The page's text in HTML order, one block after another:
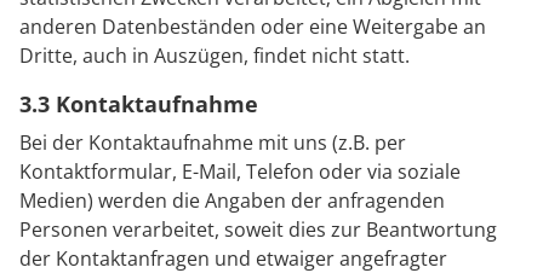
anderen Datenbeständen oder eine Weitergabe an
Dritte, auch in Auszügen, findet nicht statt.
3.3 Kontaktaufnahme
Bei der Kontaktaufnahme mit uns (z.B. per
Kontaktformular, E-Mail, Telefon oder via soziale
Medien) werden die Angaben der anfragenden
Personen verarbeitet, soweit dies zur Beantwortung
der Kontaktanfragen und etwaiger angefragter